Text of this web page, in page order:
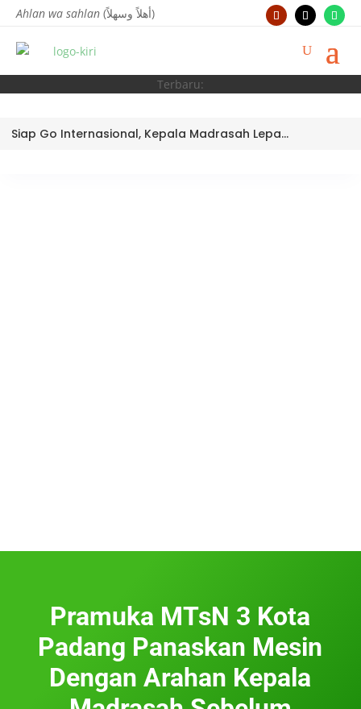
Ahlan wa sahlan (أهلاً وسهلاً)
Terbaru:
Siap Go Internasional, Kepala Madrasah Lepas Tim Robotik MTsN 3 Kota Padang Ikuti World Robotic Center Competition 2026 di Malaysia
Pramuka MTsN 3 Kota
Padang Panaskan Mesin
Dengan Arahan Kepala